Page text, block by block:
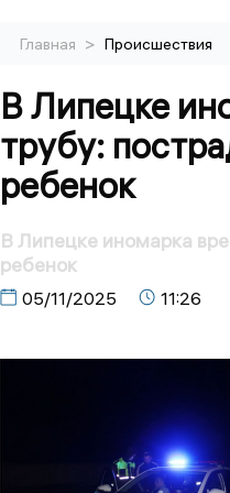
Главная > Происшествия
В Липецке
трубу:
ребенок
В Липецке иномарка
ребенок
05/11/2025 11:26